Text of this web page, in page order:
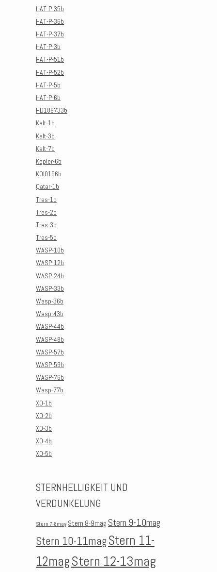
HAT-P-35b
HAT-P-36b
HAT-P-37b
HAT-P-3b
HAT-P-51b
HAT-P-52b
HAT-P-5b
HAT-P-6b
HD189733b
Kelt-1b
Kelt-3b
Kelt-7b
Kepler-6b
KOI0196b
Qatar-1b
Tres-1b
Tres-2b
Tres-3b
Tres-5b
WASP-10b
WASP-12b
WASP-24b
WASP-33b
Wasp-36b
Wasp-43b
WASP-44b
WASP-48b
WASP-57b
WASP-59b
WASP-76b
Wasp-77b
XO-1b
XO-2b
XO-3b
XO-4b
XO-5b
STERNHELLIGKEIT UND
VERDUNKELUNG
Stern 7-8mag Stern 8-9mag Stern 9-10mag
Stern 10-11mag Stern 11-
12magStern 12-13mag